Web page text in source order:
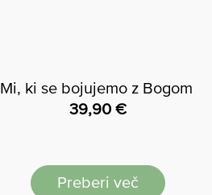
Mi, ki se bojujemo z Bogom
39,90€
Preberi več